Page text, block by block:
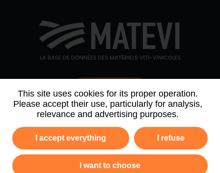
This site uses cookies for its proper operation.
Please accept their use, particularly for analysis,
relevance and advertising purposes.
I accept everything I refuse
I want to choose
Contact us
WHO WE ARE AGENDA
PARTNERS
NEWSLETTER ARCHIVE